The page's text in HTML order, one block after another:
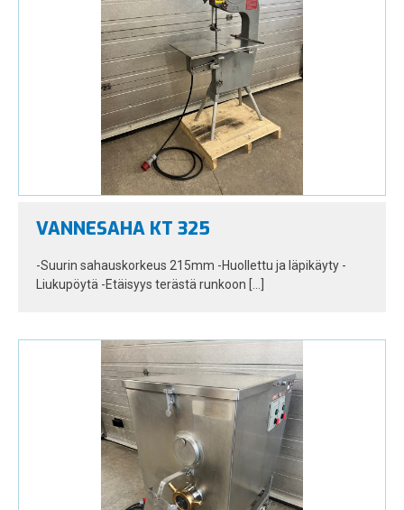
VANNESAHA KT 325
-Suurin sahauskorkeus 215mm -Huollettu ja läpikäyty -
Liukupöytä -Etäisyys terästä runkoon […]